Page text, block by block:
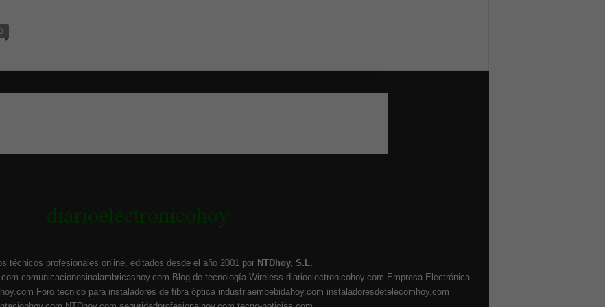
0
técnicos profesionales online, editados desde el año 2001 por NTDhoy, S.L.
comunicacionesinalambricashoy.com Blog de tecnología Wireless diarioelectronicohoy.com Empresa Electrónica
Foro técnico para instaladores de fibra óptica industriaembebidahoy.com instaladoresdetelecomhoy.com